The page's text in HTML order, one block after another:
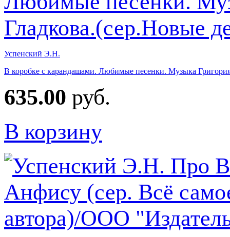
Успенский Э.Н.
В коробке с карандашами. Любимые песенки. Музыка
635.00 руб.
В корзину